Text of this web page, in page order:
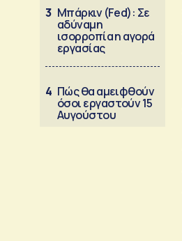
3 Μπάρκιν (Fed): Σε
αδύναμη
ισορροπία η αγορά
εργασίας
4 Πώς θα αμειφθούν
όσοι εργαστούν 15
Αυγούστου